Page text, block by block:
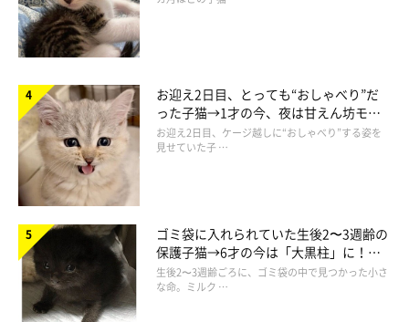
お迎え2日目、とっても“おしゃべり”だ
った子猫→1才の今、夜は甘えん坊モー
ドになるコに成長！
お迎え2日目、ケージ越しに“おしゃべり”する姿を
見せていた子 …
ゴミ袋に入れられていた生後2〜3週齢の
保護子猫→6才の今は「大黒柱」に！
美しい黒猫に成長した姿にグッとくる
生後2〜3週齢ごろに、ゴミ袋の中で見つかった小さ
な命。ミルク …